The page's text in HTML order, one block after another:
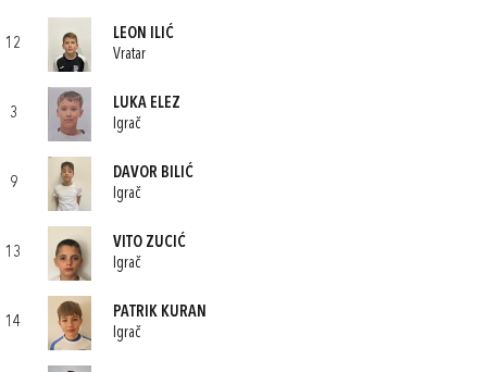
12
LEON ILIĆ
Vratar
3
LUKA ELEZ
Igrač
9
DAVOR BILIĆ
Igrač
13
VITO ZUCIĆ
Igrač
14
PATRIK KURAN
Igrač